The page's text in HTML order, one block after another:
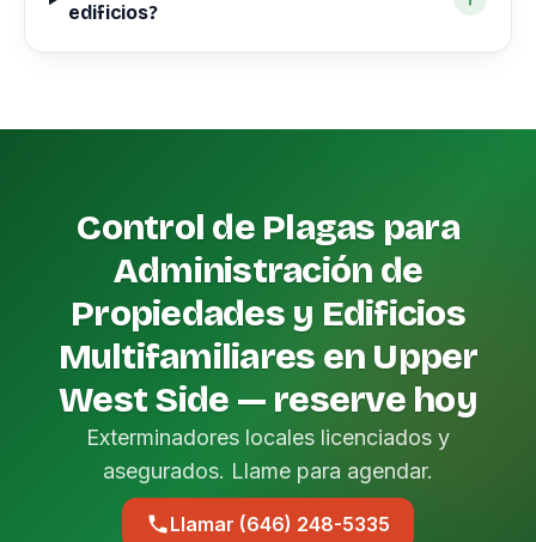
edificios?
Control de Plagas para
Administración de
Propiedades y Edificios
Multifamiliares en Upper
West Side — reserve hoy
Exterminadores locales licenciados y
asegurados. Llame para agendar.
Llamar (646) 248-5335